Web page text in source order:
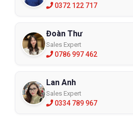
0372 122 717
Đoàn Thư
Sales Expert
0786 997 462
Lan Anh
Sales Expert
0334 789 967